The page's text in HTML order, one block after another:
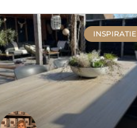
INSPIRATIE